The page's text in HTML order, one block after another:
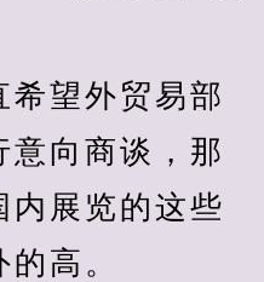
望外贸易部
意向商谈，那
内展览的这些
高。